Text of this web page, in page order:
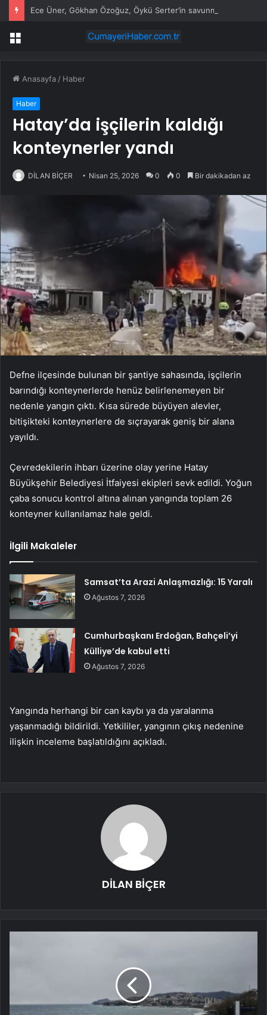
Menü
Anasayfa / Haber
Haber
Hatay’da işçilerin kaldığı
konteynerler yandı
DİLAN BİÇER Nisan 25, 2026 0 0 Bir dakikadan az
Defne ilçesinde bulunan bir şantiye sahasında, işçilerin
barındığı konteynerlerde henüz belirlenemeyen bir
nedenle yangın çıktı. Kısa sürede büyüyen alevler,
bitişikteki konteynerlere de sıçrayarak geniş bir alana
yayıldı.
Çevredekilerin ihbarı üzerine olay yerine Hatay
Büyükşehir Belediyesi İtfaiyesi ekipleri sevk edildi. Yoğun
çaba sonucu kontrol altına alınan yangında toplam 26
konteyner kullanılamaz hale geldi.
İlgili Makaleler
Samsat’ta Arazi Anlaşmazlığı: 15 Yaralı
Ağustos 7, 2026
Cumhurbaşkanı Erdoğan, Bahçeli’yi
Külliye’de kabul etti
Ağustos 7, 2026
Yangında herhangi bir can kaybı ya da yaralanma
yaşanmadığı bildirildi. Yetkililer, yangının çıkış nedenine
ilişkin inceleme başlatıldığını açıkladı.
DİLAN BİÇER